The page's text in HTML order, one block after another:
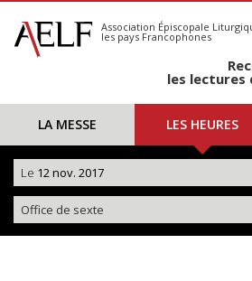
S'abonner
Calendrier
Association Épiscopale
les pays Francophones
les lectures
LA MESSE LES HEURES
Le 12 nov. 2017
Office de sexte